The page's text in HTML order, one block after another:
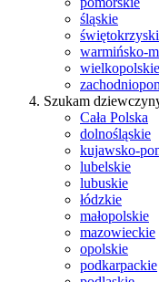
śląskie
warmińsko-
wielkopolskie
Szukam
Cała Polska
dolnośląskie
kujawsko-
lubelskie
lubuskie
łódzkie
małopolskie
mazowieckie
opolskie
podkarpackie